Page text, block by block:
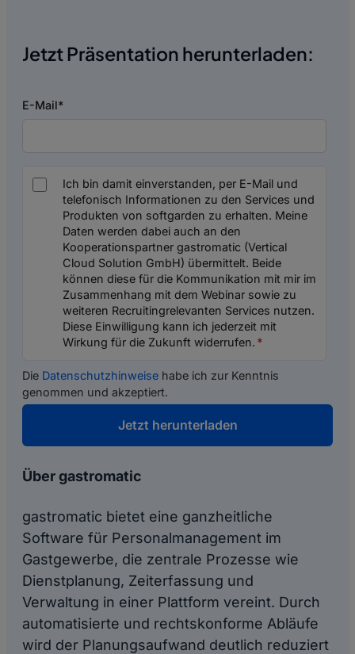
Jetzt Präsentation herunterladen:
E-Mail*
Ich bin damit einverstanden, per E-Mail und
telefonisch Informationen zu den Services und
Produkten von softgarden zu erhalten. Meine
Daten werden dabei auch an den
Kooperationspartner gastromatic (Vertical
Cloud Solution GmbH) übermittelt. Beide
können diese für die Kommunikation mit mir im
Zusammenhang mit dem Webinar sowie zu
weiteren Recruitingrelevanten Services nutzen.
Diese Einwilligung kann ich jederzeit mit
Wirkung für die Zukunft widerrufen. *
Die Datenschutzhinweise habe ich zur Kenntnis
genommen und akzeptiert.
Über gastromatic
gastromatic bietet eine ganzheitliche
Software für Personalmanagement im
Gastgewerbe, die zentrale Prozesse wie
Dienstplanung, Zeiterfassung und
Verwaltung in einer Plattform vereint. Durch
automatisierte und rechtskonforme Abläufe
wird der Planungsaufwand deutlich reduziert